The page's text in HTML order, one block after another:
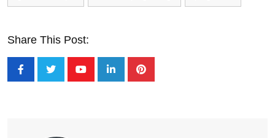
Share This Post: